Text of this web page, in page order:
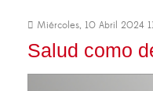
Miércoles, 10 Abril 2024
Salud como